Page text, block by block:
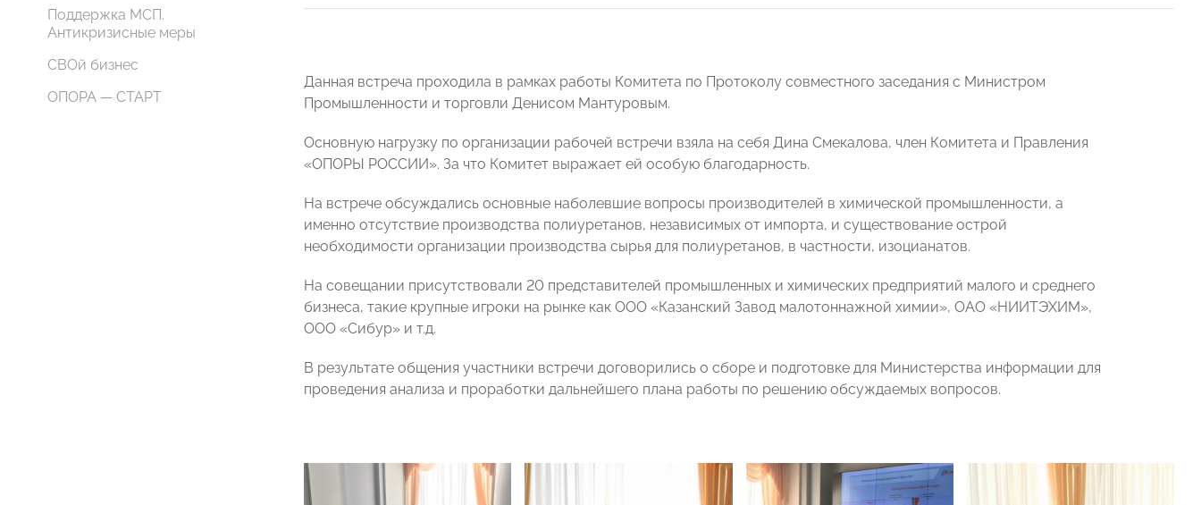
Поддержка МСП.
Антикризисные меры
СВОй бизнес
ОПОРА — СТАРТ
Данная встреча проходила в рамках работы Комитета по Протоколу совместного заседания с Министром
Промышленности и торговли Денисом Мантуровым.
Основную нагрузку по организации рабочей встречи взяла на себя Дина Смекалова, член Комитета и Правления
«ОПОРЫ РОССИИ». За что Комитет выражает ей особую благодарность.
На встрече обсуждались основные наболевшие вопросы производителей в химической промышленности, а
именно отсутствие производства полиуретанов, независимых от импорта, и существование острой
необходимости организации производства сырья для полиуретанов, в частности, изоцианатов.
На совещании присутствовали 20 представителей промышленных и химических предприятий малого и среднего
бизнеса, такие крупные игроки на рынке как ООО «Казанский Завод малотоннажной химии», ОАО «НИИТЭХИМ»,
ООО «Сибур» и т.д.
В результате общения участники встречи договорились о сборе и подготовке для Министерства информации для
проведения анализа и проработки дальнейшего плана работы по решению обсуждаемых вопросов.